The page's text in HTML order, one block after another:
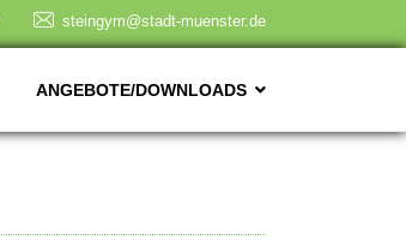
steingym@stadt-muenster.de
ANGEBOTE/DOWNLOADS